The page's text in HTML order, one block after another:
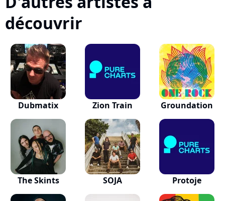
découvrir
Dubmatix Zion Train Groundation
The Skints SOJA Protoje